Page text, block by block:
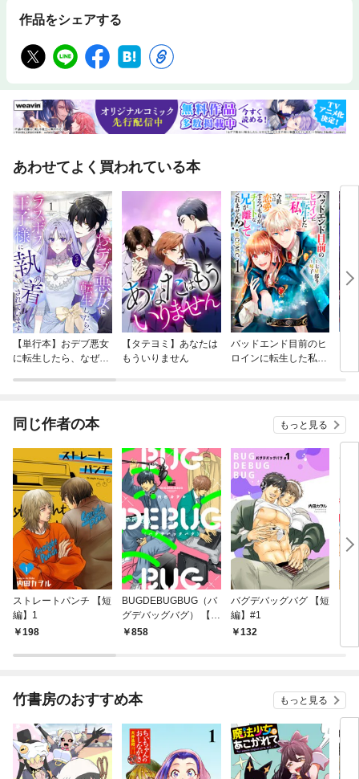
作品をシェアする
あわせてよく買われている本
【単行本】おデブ悪女
に転生したら、なぜか
【タテヨミ】あなたは
もういりません
バッドエンド目前のヒ
ロインに転生した私、
同じ作者の本 もっと見る
ストレートパンチ 【短
編】1
198
BUGDEBUGBUG（バ
グデバッグバグ） 【電
子限定特典付き】
858
バグデバッグバグ 【短
編】#1
132
竹書房のおすすめ本 もっと見る